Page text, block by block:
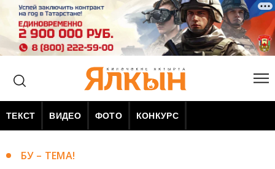
ТЕКСТ ВИДЕО ФОТО КОНКУРС
БУ – ТЕМА!